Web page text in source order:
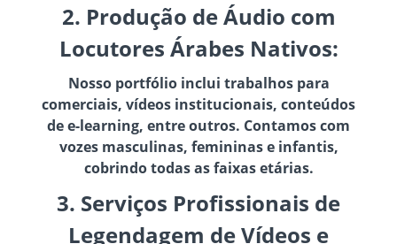
2. Produção de Áudio com
Locutores Árabes Nativos:
Nosso portfólio inclui trabalhos para
comerciais, vídeos institucionais, conteúdos
de e-learning, entre outros. Contamos com
vozes masculinas, femininas e infantis,
cobrindo todas as faixas etárias.
3. Serviços Profissionais de
Legendagem de Vídeos e